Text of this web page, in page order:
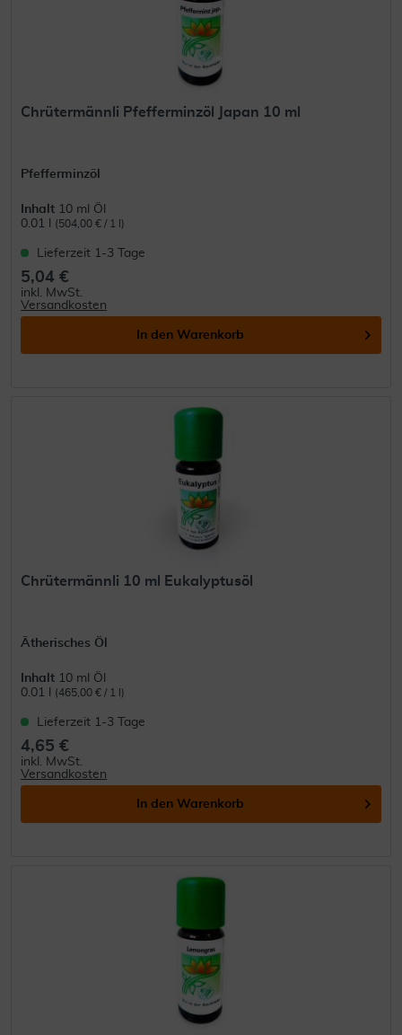
Chrütermännli Pfefferminzöl Japan 10 ml
Pfefferminzöl
Inhalt 10 ml Öl
0.01 l
(504,00 € / 1 l)
Lieferzeit 1-3 Tage
5,04 €
inkl. MwSt.
Versandkosten
In den Warenkorb
Chrütermännli 10 ml Eukalyptusöl
Ätherisches Öl
Inhalt 10 ml Öl
0.01 l
(465,00 € / 1 l)
Lieferzeit 1-3 Tage
4,65 €
inkl. MwSt.
Versandkosten
In den Warenkorb